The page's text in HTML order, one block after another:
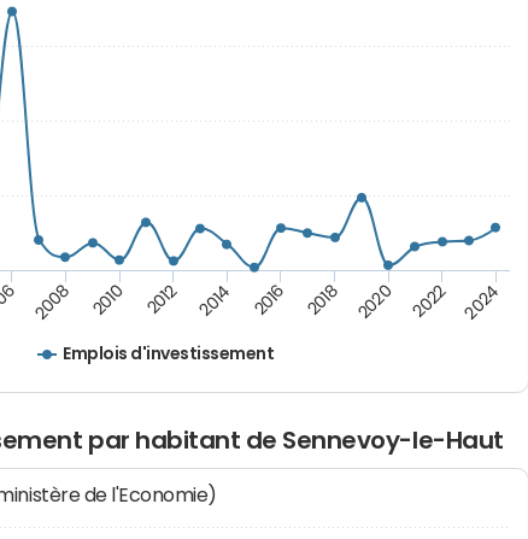
Emplois d'investissement
2008 2010 2012 2014 2016 2018 2020 2022 2024
par habitant de Sennevoy-le-Haut
de l'Economie)